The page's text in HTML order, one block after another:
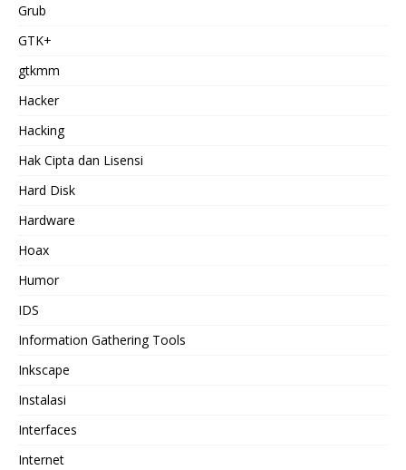
Grub
GTK+
gtkmm
Hacker
Hacking
Hak Cipta dan Lisensi
Hard Disk
Hardware
Hoax
Humor
IDS
Information Gathering Tools
Inkscape
Instalasi
Interfaces
Internet